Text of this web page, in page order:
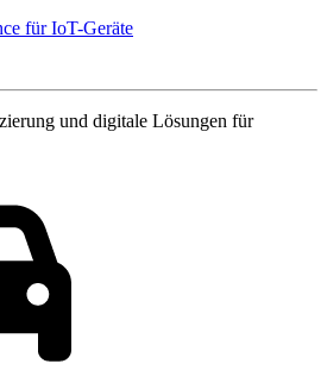
für IoT-Geräte
und digitale Lösungen für